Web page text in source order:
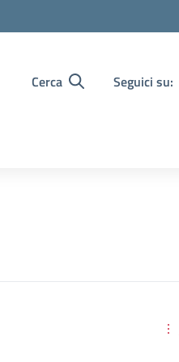
Cerca Seguici su: